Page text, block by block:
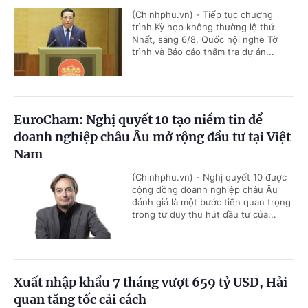
(Chinhphu.vn) - Tiếp tục chương
trình Kỳ họp không thường lệ thứ
Nhất, sáng 6/8, Quốc hội nghe Tờ
trình và Báo cáo thẩm tra dự án...
EuroCham: Nghị quyết 10 tạo niềm tin để
doanh nghiệp châu Âu mở rộng đầu tư tại Việt
Nam
(Chinhphu.vn) - Nghị quyết 10 được
cộng đồng doanh nghiệp châu Âu
đánh giá là một bước tiến quan trọng
trong tư duy thu hút đầu tư của...
Xuất nhập khẩu 7 tháng vượt 659 tỷ USD, Hải
quan tăng tốc cải cách